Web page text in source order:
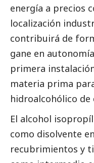
energía a precios
localización
contribuirá de
gane en
primera
materia prima
hidroalcohólico de
El alcohol
como disolvente
recubrimientos y